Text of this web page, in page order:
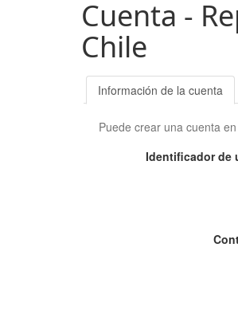
Cuenta -
Chile
Información de la cuenta
Puede crear una cuenta
Identificador de